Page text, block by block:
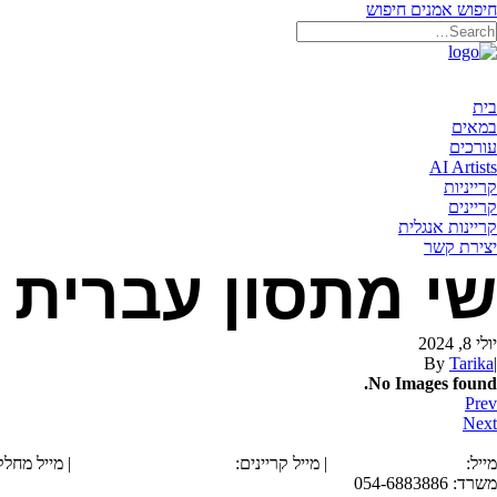
חיפוש אמנים חיפוש
בית
במאים
עורכים
AI Artists
קרייניות
קריינים
קריינות אנגלית
יצירת קשר
שי מתסון עברית
יולי 8, 2024
|
By Tarika
No Images found.
Prev
Next
מייל:
| מייל קריינים: | מייל
משרד: 054-6883886